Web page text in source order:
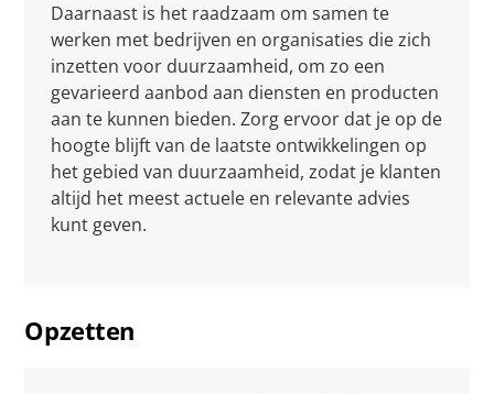
Daarnaast is het raadzaam om samen te
werken met bedrijven en organisaties die zich
inzetten voor duurzaamheid, om zo een
gevarieerd aanbod aan diensten en producten
aan te kunnen bieden. Zorg ervoor dat je op de
hoogte blijft van de laatste ontwikkelingen op
het gebied van duurzaamheid, zodat je klanten
altijd het meest actuele en relevante advies
kunt geven.
Opzetten